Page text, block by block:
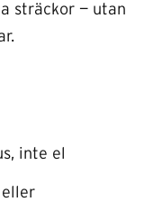
sträckor — utan
inte el
eller